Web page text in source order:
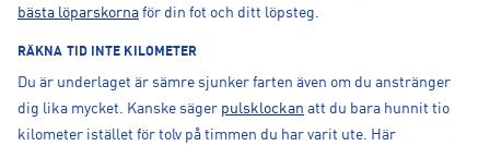
bästa löparskorna för din fot och ditt löpsteg.
RÄKNA TID INTE KILOMETER
Du är underlaget är sämre sjunker farten även om du anstränger
dig lika mycket. Kanske säger pulsklockan att du bara hunnit tio
kilometer istället för tolv på timmen du har varit ute. Här